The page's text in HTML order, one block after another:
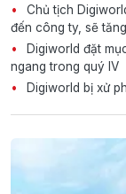
Chủ tịch
đến công ty, sẽ
Digiworld đặt
ngang trong quý IV
Digiworld bị xử